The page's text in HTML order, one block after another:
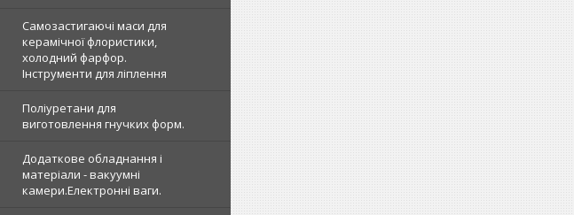
Самозастигаючі маси для
керамічної флористики,
холодний фарфор.
Інструменти для ліплення
Поліуретани для
виготовлення гнучких форм.
Додаткове обладнання і
матеріали - вакуумні
камери.Електронні ваги.